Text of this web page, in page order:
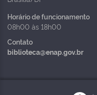
Horário de funcionamento
08h00 às 18h00
Contato
biblioteca@enap.gov.br